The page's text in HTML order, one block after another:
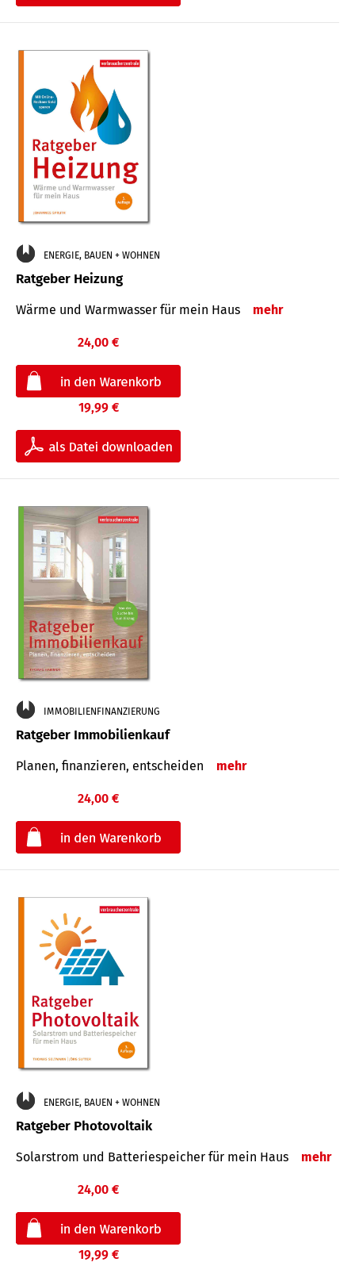
ENERGIE, BAUEN + WOHNEN
Ratgeber Heizung
Wärme und Warmwasser für mein Haus mehr
24,00 €
19,99 €
IMMOBILIENFINANZIERUNG
Ratgeber Immobilienkauf
Planen, finanzieren, entscheiden mehr
24,00 €
ENERGIE, BAUEN + WOHNEN
Ratgeber Photovoltaik
Solarstrom und Batteriespeicher für mein Haus mehr
24,00 €
19,99 €